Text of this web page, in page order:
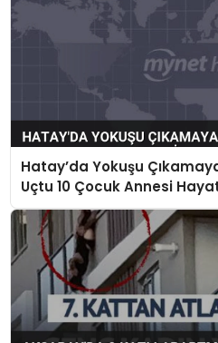
Hatay’da Yokuşu
Uçtu 10 Çocuk Annesi